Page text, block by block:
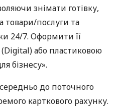
знімати готівку,
товари/послуги та
24/7. Оформити її
або пластиковою
бізнесу».
до поточного
карткового рахунку.